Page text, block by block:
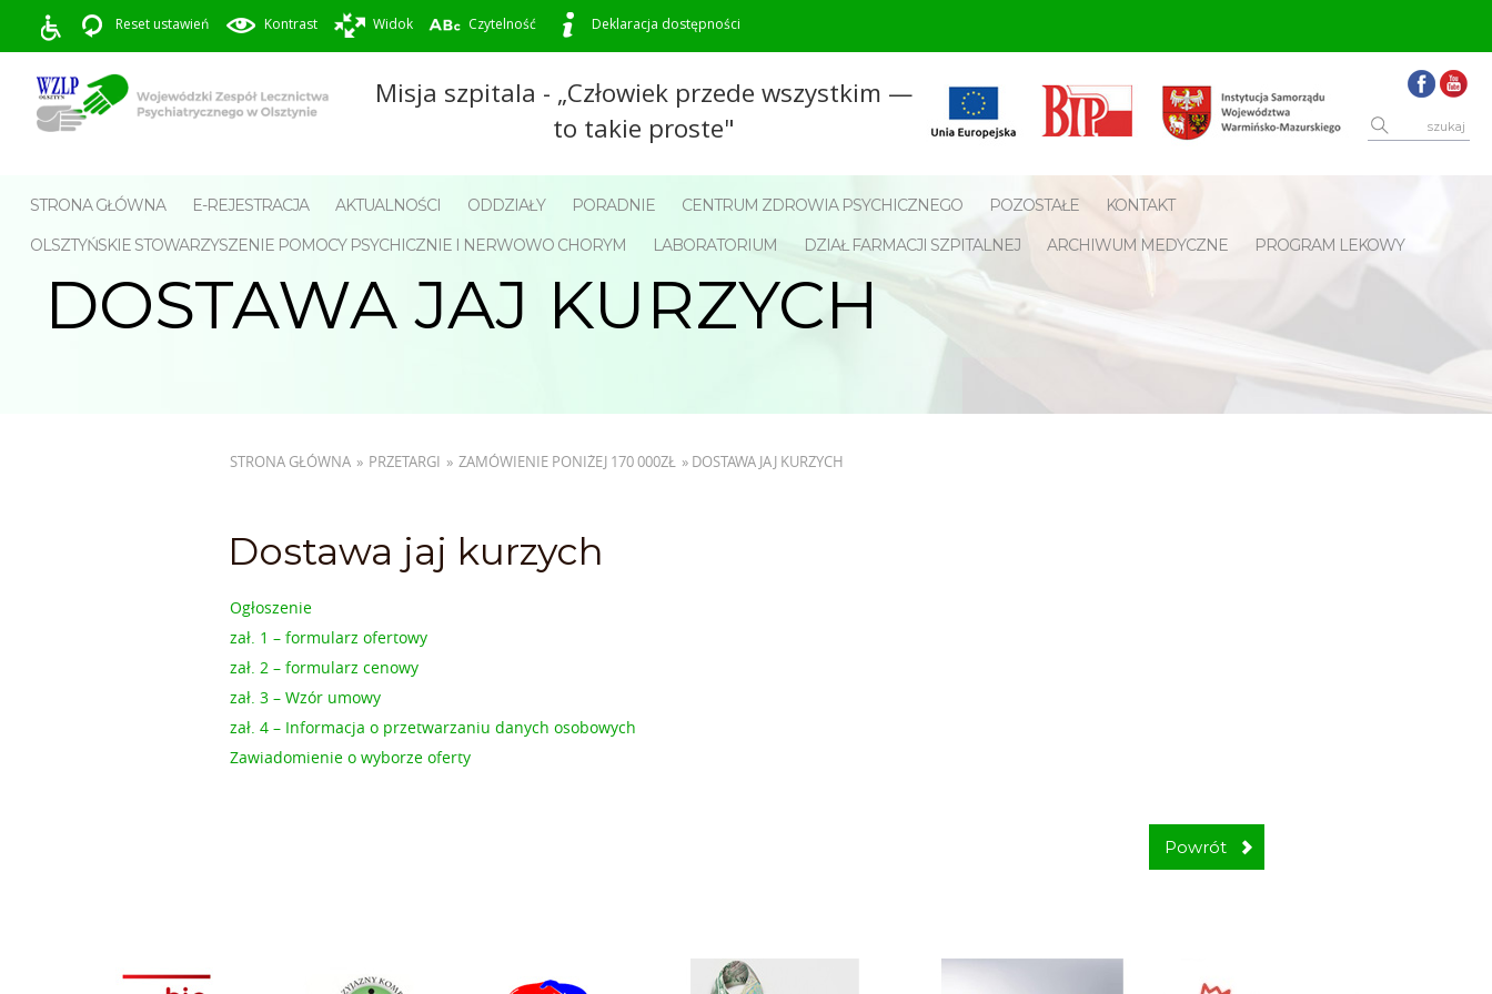
Reset ustawień Kontrast Widok Czytelność Deklaracja dostępności
Misja szpitala - „Człowiek przede wszystkim —
to takie proste"
STRONA GŁÓWNA E-REJESTRACJA AKTUALNOŚCI ODDZIAŁY PORADNIE CENTRUM ZDROWIA PSYCHICZNEGO POZOSTAŁE
KONTAKT
OLSZTYŃSKIE STOWARZYSZENIE POMOCY PSYCHICZNIE I NERWOWO CHORYM
LABORATORIUM DZIAŁ FARMACJI SZPITALNEJ ARCHIWUM MEDYCZNE PROGRAM LEKOWY
DOSTAWA JAJ KURZYCH
STRONA GŁÓWNA » PRZETARGI » ZAMÓWIENIE PONIŻEJ 170 000ZŁ » DOSTAWA JAJ KURZYCH
Dostawa jaj kurzych
Ogłoszenie
zał. 1 – formularz ofertowy
zał. 2 – formularz cenowy
zał. 3 – Wzór umowy
zał. 4 – Informacja o przetwarzaniu danych osobowych
Zawiadomienie o wyborze oferty
Powrót